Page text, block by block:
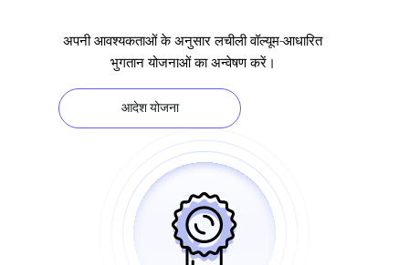
अपनी आवश्यकताओं के अनुसार लचीली वॉल्यूम-आधारित
भुगतान योजनाओं का अन्वेषण करें।
आदेश योजना